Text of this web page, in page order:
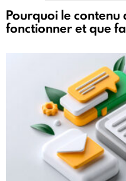
Pourquoi le contenu
fonctionner et que